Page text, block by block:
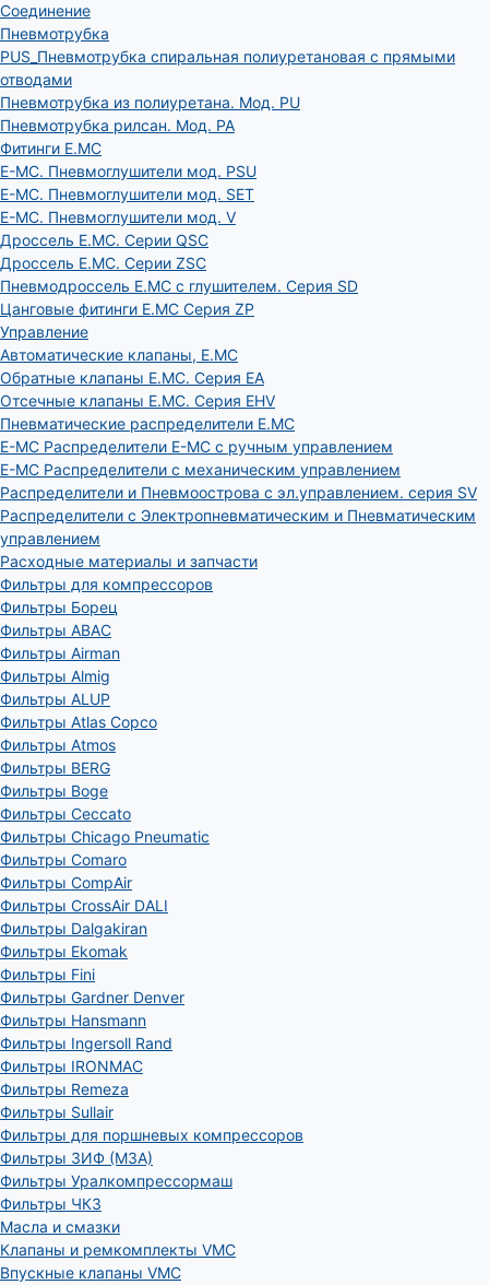
Соединение
Пневмотрубка
PUS_Пневмотрубка спиральная полиуретановая с прямыми
отводами
Пневмотрубка из полиуретана. Мод. РU
Пневмотрубка рилсан. Мод. PA
Фитинги E.MC
E-MC. Пневмоглушители мод. PSU
E-MC. Пневмоглушители мод. SET
E-MC. Пневмоглушители мод. V
Дроссель E.MC. Серии QSC
Дроссель E.MC. Серии ZSC
Пневмодроссель E.MC с глушителем. Серия SD
Цанговые фитинги E.MC Серия ZP
Управление
Автоматические клапаны, Е.МС
Обратные клапаны E.MC. Серия EA
Отсечные клапаны E.MC. Серия EHV
Пневматические распределители E.MC
E-MC Распределители E-MC с ручным управлением
E-MC Распределители с механическим управлением
Распределители и Пневмоострова с эл.управлением. серия SV
Распределители с Электропневматическим и Пневматическим
управлением
Расходные материалы и запчасти
Фильтры для компрессоров
Фильтры Борец
Фильтры ABAC
Фильтры Airman
Фильтры Almig
Фильтры ALUP
Фильтры Atlas Copco
Фильтры Atmos
Фильтры BERG
Фильтры Boge
Фильтры Ceccato
Фильтры Chicago Pneumatic
Фильтры Comaro
Фильтры CompAir
Фильтры CrossAir DALI
Фильтры Dalgakiran
Фильтры Ekomak
Фильтры Fini
Фильтры Gardner Denver
Фильтры Hansmann
Фильтры Ingersoll Rand
Фильтры IRONMAC
Фильтры Remeza
Фильтры Sullair
Фильтры для поршневых компрессоров
Фильтры ЗИФ (МЗА)
Фильтры Уралкомпрессормаш
Фильтры ЧКЗ
Масла и смазки
Клапаны и ремкомплекты VMC
Впускные клапаны VMC